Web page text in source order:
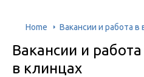
Home Вакансии и работа в
Вакансии и
в клинцах